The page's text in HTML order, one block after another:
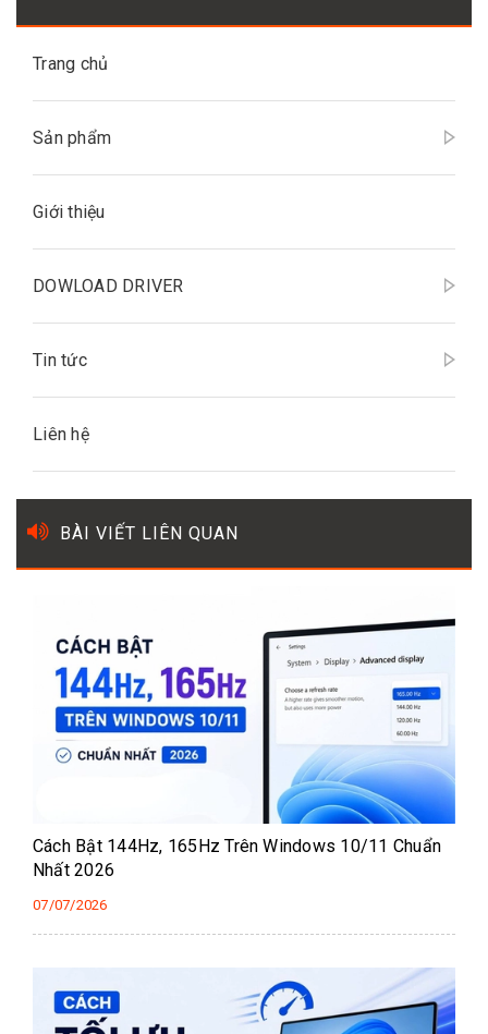
Trang chủ
Sản phẩm
Giới thiệu
DOWLOAD DRIVER
Tin tức
Liên hệ
BÀI VIẾT LIÊN QUAN
Cách Bật 144Hz, 165Hz Trên Windows 10/11 Chuẩn
Nhất 2026
07/07/2026